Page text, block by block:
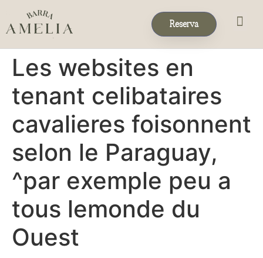
Reserva
Les websites en
tenant celibataires
cavalieres foisonnent
selon le Paraguay,
^par exemple peu a
tous lemonde du
Ouest